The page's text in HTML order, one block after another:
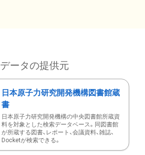
データの提供元
日本原子力研究開発機構図書館蔵
書
日本原子力研究開発機構の中央図書館所蔵資
料を対象とした検索データベース。同図書館
が所蔵する図書、レポート、会議資料、雑誌、
Docketが検索できる。